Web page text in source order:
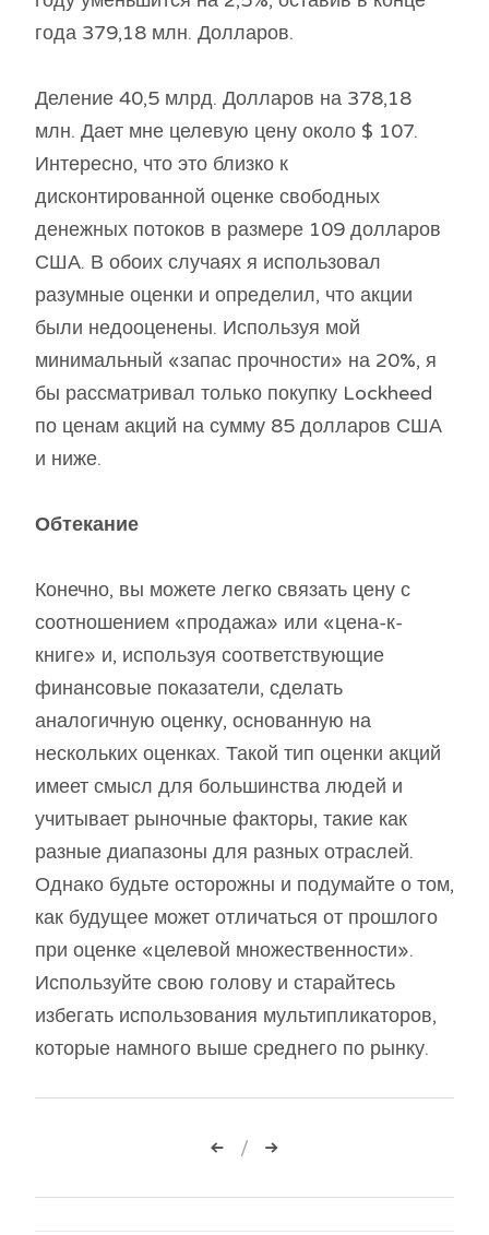
года 379,18 млн. Долларов.
Деление 40,5 млрд. Долларов на 378,18
млн. Дает мне целевую цену около $ 107.
Интересно, что это близко к
дисконтированной оценке свободных
денежных потоков в размере 109 долларов
США. В обоих случаях я использовал
разумные оценки и определил, что акции
были недооценены. Используя мой
минимальный «запас прочности» на 20%, я
бы рассматривал только покупку Lockheed
по ценам акций на сумму 85 долларов США
и ниже.
Обтекание
Конечно, вы можете легко связать цену с
соотношением «продажа» или «цена-к-
книге» и, используя соответствующие
финансовые показатели, сделать
аналогичную оценку, основанную на
нескольких оценках. Такой тип оценки акций
имеет смысл для большинства людей и
учитывает рыночные факторы, такие как
разные диапазоны для разных отраслей.
Однако будьте осторожны и подумайте о том,
как будущее может отличаться от прошлого
при оценке «целевой множественности».
Используйте свою голову и старайтесь
избегать использования мультипликаторов,
которые намного выше среднего по рынку.
Навигация
по